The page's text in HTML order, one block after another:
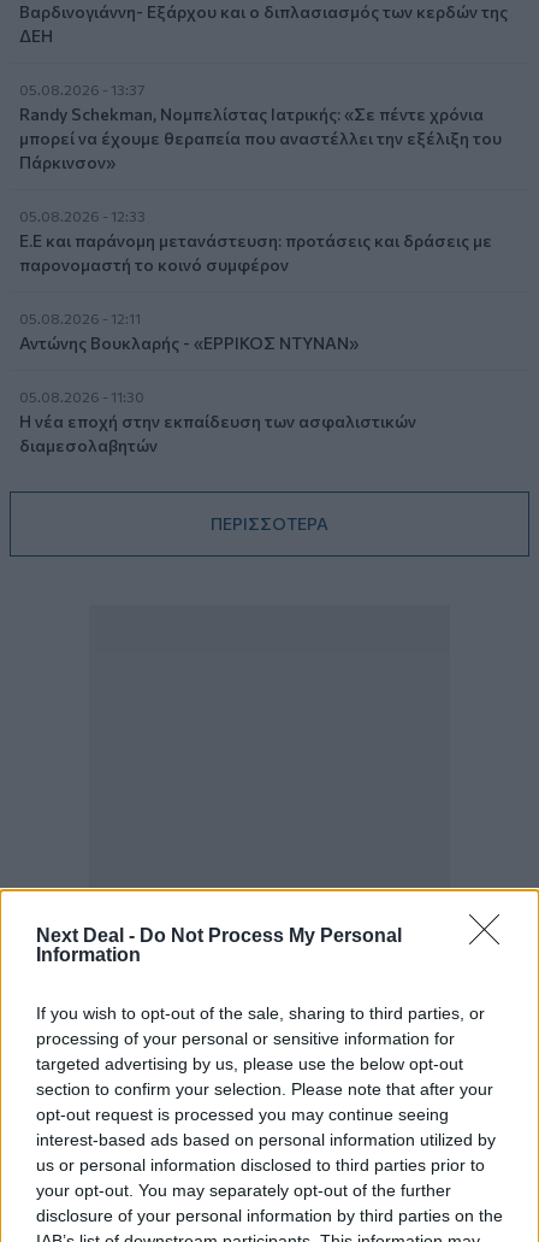
Next Deal - Do Not Process My Personal
Information
If you wish to opt-out of the sale, sharing to third parties, or
processing of your personal or sensitive information for
targeted advertising by us, please use the below opt-out
section to confirm your selection. Please note that after your
opt-out request is processed you may continue seeing
interest-based ads based on personal information utilized by
us or personal information disclosed to third parties prior to
your opt-out. You may separately opt-out of the further
disclosure of your personal information by third parties on the
Βαρδινογιάννη- Εξάρχου και ο διπλασιασμός των κερδών της
ΔΕΗ
05.08.2026 - 13:37
Randy Schekman, Νομπελίστας Ιατρικής: «Σε πέντε χρόνια
μπορεί να έχουμε θεραπεία που αναστέλλει την εξέλιξη του
Πάρκινσον»
05.08.2026 - 12:33
Ε.Ε και παράνομη μετανάστευση: προτάσεις και δράσεις με
παρονομαστή το κοινό συμφέρον
05.08.2026 - 12:11
Αντώνης Βουκλαρής - «ΕΡΡΙΚΟΣ ΝΤΥΝΑΝ»
05.08.2026 - 11:30
Η νέα εποχή στην εκπαίδευση των ασφαλιστικών
διαμεσολαβητών
ΠΕΡΙΣΣΟΤΕΡΑ
Πιστεύετε ότι τα ασφαλιστικά σωματεία ΠΣΑΣ-
ΕΣΑΠΕ (ΠΣΣΑΣ)-ΣΕΜΑ-ΠΟΑΔ, διεκδικούν με
αποτελεσματικότητα καλές συμβάσεις με τις
ασφαλιστικές εταιρείες για τους
διαμεσολαβούντες;
Επιλογές
Ναι